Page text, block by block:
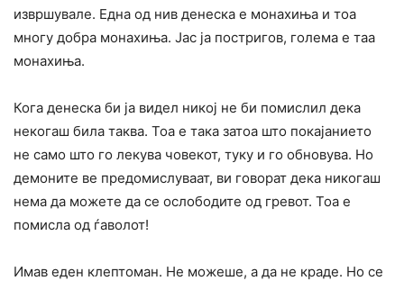
извршувале. Една од нив денеска е монахиња и тоа
многу добра монахиња. Јас ја постригов, голема е таа
монахиња.
Кога денеска би ја видел никој не би помислил дека
некогаш била таква. Тоа е така затоа што покајанието
не само што го лекува човекот, туку и го обновува. Но
демоните ве предомислуваат, ви говорат дека никогаш
нема да можете да се ослободите од гревот. Тоа е
помисла од ѓаволот!
Имав еден клептоман. He можеше, а да не краде. Но се